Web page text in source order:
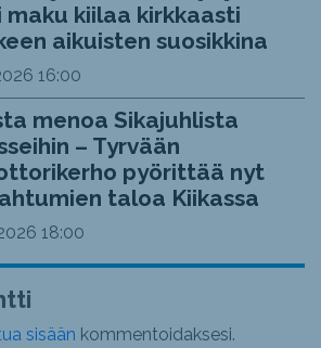
maku kiilaa kirkkaasti
aikuisten suosikkina
16:00
menoa Sikajuhlista
– Tyrvään
pyörittää nyt
taloa Kiikassa
18:00
sisään kommentoidaksesi.